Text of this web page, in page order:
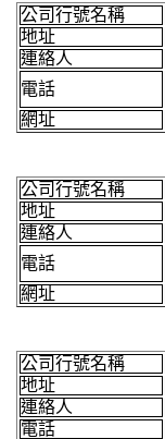
公司行號名稱
地址
連絡人
電話
網址
公司行號名稱
地址
連絡人
電話
網址
公司行號名稱
地址
連絡人
電話